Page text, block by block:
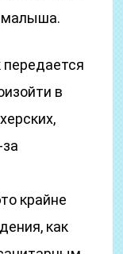
малыша.
в
крайне
как